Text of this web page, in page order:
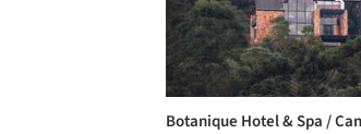
Botanique Hotel & Spa /